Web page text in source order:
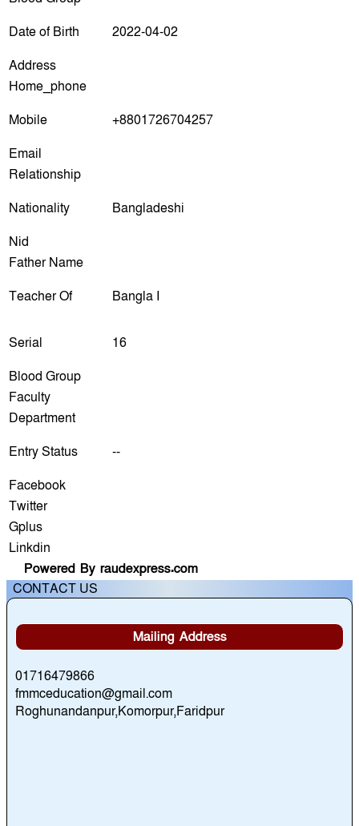
Date of Birth
2022-04-02
Address
Home_phone
Mobile
+8801726704257
Email
Relationship
Nationality
Bangladeshi
Nid
Father Name
Teacher Of
Bangla I
Serial
16
Blood Group
Faculty
Department
Entry Status
--
Facebook
Twitter
Gplus
Linkdin
Powered By raudexpress.com
CONTACT US
Mailing Address
01716479866
fmmceducation@gmail.com
Roghunandanpur,Komorpur,Faridpur